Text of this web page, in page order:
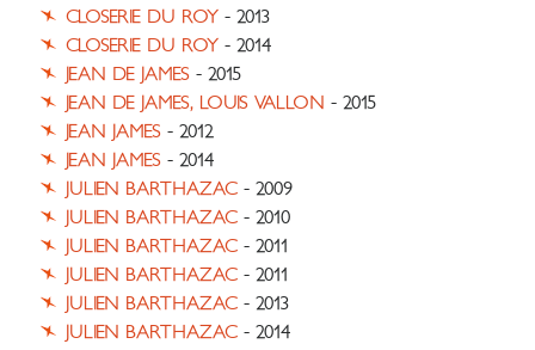
CLOSERIE DU ROY - 2013
CLOSERIE DU ROY - 2014
JEAN DE JAMES - 2015
JEAN DE JAMES, LOUIS VALLON - 2015
JEAN JAMES - 2012
JEAN JAMES - 2014
JULIEN BARTHAZAC - 2009
JULIEN BARTHAZAC - 2010
JULIEN BARTHAZAC - 2011
JULIEN BARTHAZAC - 2011
JULIEN BARTHAZAC - 2013
JULIEN BARTHAZAC - 2014